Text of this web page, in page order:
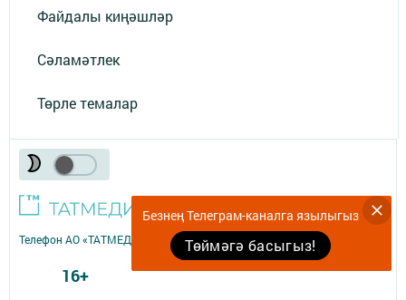
Файдалы киңәшләр
Сәламәтлек
Төрле темалар
Безнең Телеграм-каналга язылыгыз
Төймәгә басыгыз!
Телефон АО «ТАТМЕДИА»: (843) 222 09 84
16+